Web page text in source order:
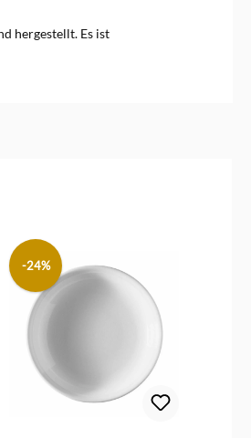
hergestellt. Es ist
-24%